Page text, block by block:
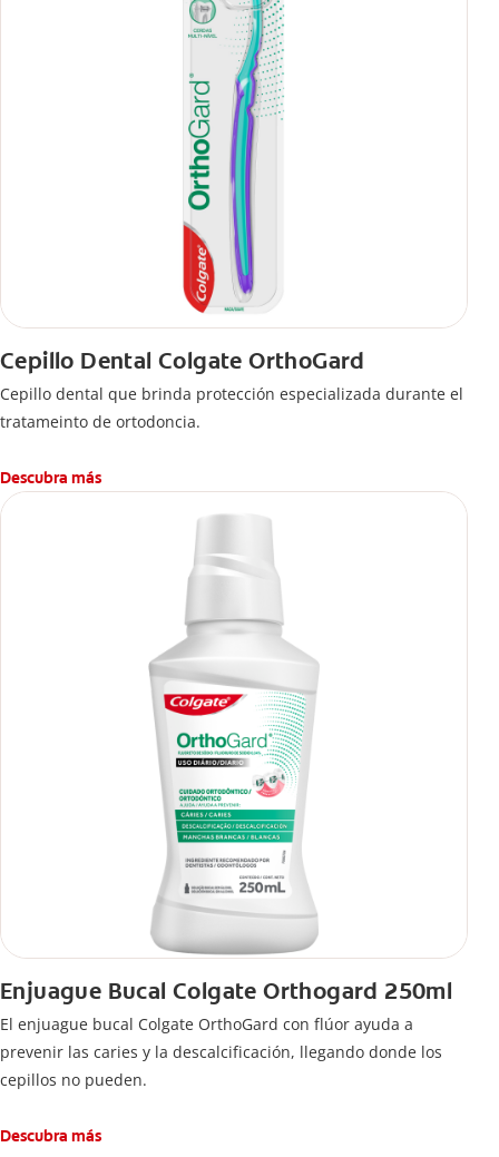
Cepillo Dental Colgate OrthoGard
Cepillo dental que brinda protección especializada durante el
tratameinto de ortodoncia.
Descubra más
Enjuague Bucal Colgate Orthogard 250ml
El enjuague bucal Colgate OrthoGard con flúor ayuda a
prevenir las caries y la descalcificación, llegando donde los
cepillos no pueden.
Descubra más